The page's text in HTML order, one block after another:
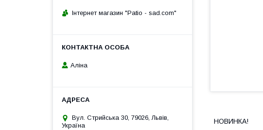
НОВИНКА!
Інтернет магазин "Patio - sad.com"
Аліна
Вул. Стрийська 30, 79026, Львів,
Україна